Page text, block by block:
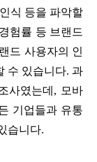
식 등을 파악할
험률 등 브랜드
드 사용자의 인
수 있습니다. 과
사였는데, 모바
기업들과 유통
습니다.